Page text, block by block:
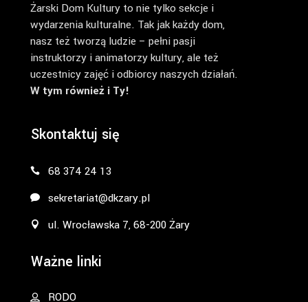
Żarski Dom Kultury to nie tylko sekcje i
wydarzenia kulturalne. Tak jak każdy dom,
nasz też tworzą ludzie – pełni pasji
instruktorzy i animatorzy kultury, ale też
uczestnicy zajęć i odbiorcy naszych działań.
W tym również i Ty!
Skontaktuj się
68 374 24 13
sekretariat@dkzary.pl
ul. Wrocławska 7, 68-200 Żary
Ważne linki
RODO